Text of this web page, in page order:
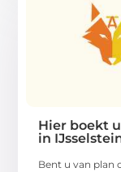
Hier boekt
in
Bent u van plan